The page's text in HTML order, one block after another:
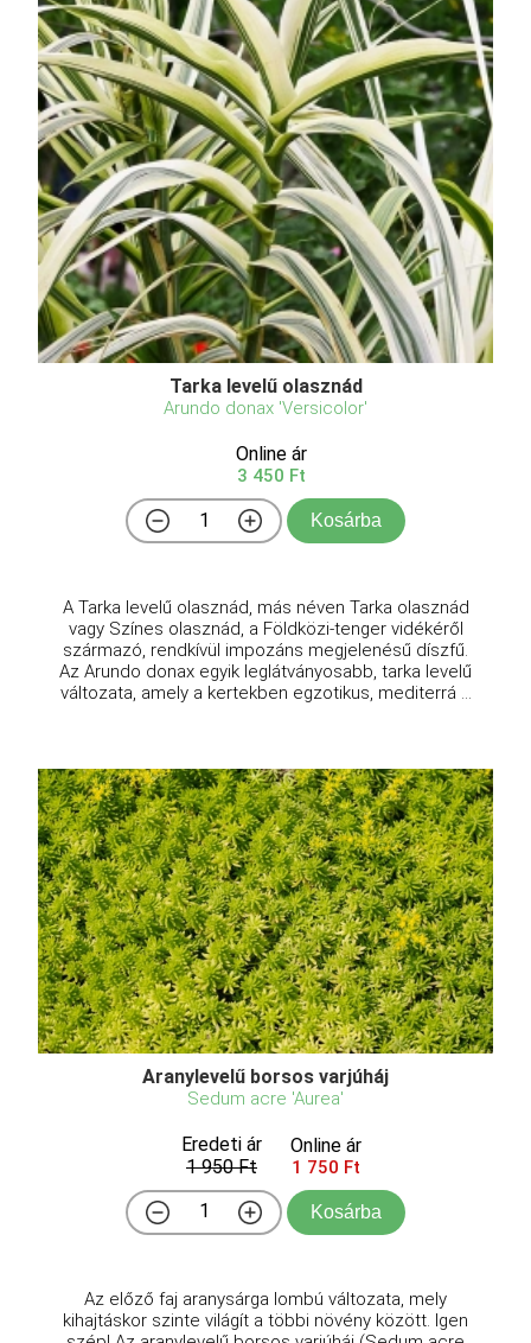
Tarka levelű olasznád
Arundo donax 'Versicolor'
Online ár
3 450 Ft
Kosárba
A Tarka levelű olasznád, más néven Tarka olasznád
vagy Színes olasznád, a Földközi-tenger vidékéről
származó, rendkívül impozáns megjelenésű díszfű.
Az Arundo donax egyik leglátványosabb, tarka levelű
változata, amely a kertekben egzotikus, mediterrá ...
Aranylevelű borsos varjúháj
Sedum acre 'Aurea'
Eredeti ár
1 950 Ft
Online ár
1 750 Ft
Kosárba
Az előző faj aranysárga lombú változata, mely
kihajtáskor szinte világít a többi növény között. Igen